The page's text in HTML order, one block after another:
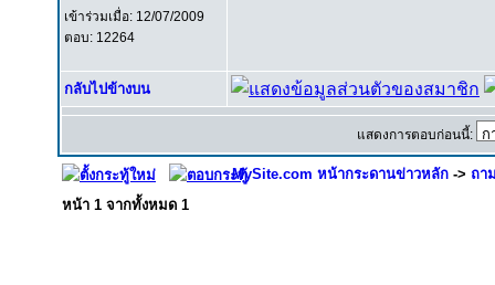
เข้าร่วมเมื่อ: 12/07/2009
ตอบ: 12264
กลับไปข้างบน
แสดงการตอบก่อนนี้:
MySite.com หน้ากระดานข่าวหลัก -> ถา
หน้า 1 จากทั้งหมด 1